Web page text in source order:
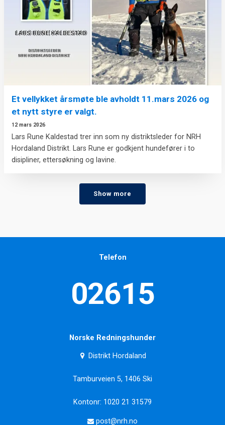
Et vellykket årsmøte ble avholdt 11.mars 2026 og
et nytt styre er valgt.
12 mars 2026
Lars Rune Kaldestad trer inn som ny distriktsleder for NRH
Hordaland Distrikt. Lars Rune er godkjent hundefører i to
disipliner, ettersøkning og lavine.
Show more
Telefon
02615
Norske Redningshunder
Distrikt Hordaland
Tamburveien 5, 1406 Ski
Kontonr: 1020 21 31579
post@nrh.no